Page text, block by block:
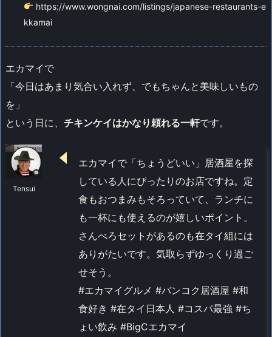
https://www.wongnai.com/listings/japanese-restaurants-e
kkamai
エカマイで
「今日はあまり気合い入れず、でもちゃんと美味しいもの
を」
という日に、 チキンケイはかなり頼れる一軒です。
Tensui
エカマイで「ちょうどいい」居酒屋を探
している人にぴったりのお店ですね。定
食もおつまみもそろっていて、ランチに
も一杯にも使えるのが嬉しいポイント。
さんべろセットがあるのも在タイ組には
ありがたいです。気取らずゆっくり過ご
せそう。
#エカマイグルメ #バンコク居酒屋 #和
食好き #在タイ日本人 #コスパ最強 #ち
ょい飲み #BigCエカマイ